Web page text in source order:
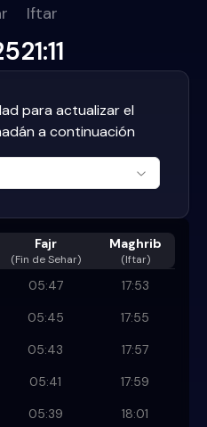
Iftar
21:11
para actualizar el
a continuación
Fajr
(Fin de Sehar)
Maghrib
(Iftar)
05:47
17:53
05:45
17:55
05:43
17:57
05:41
17:59
05:39
18:01